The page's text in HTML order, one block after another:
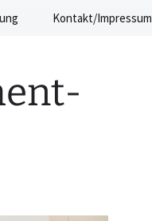
Kontakt/Impressum